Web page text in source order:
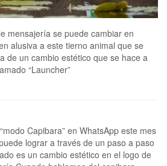
mensajería se puede cambiar en
alusiva a este tierno animal que se
de un cambio estético que se hace a
“Launcher”
Capibara” en WhatsApp este mes
lograr a través de un paso a paso
es un cambio estético en el logo de